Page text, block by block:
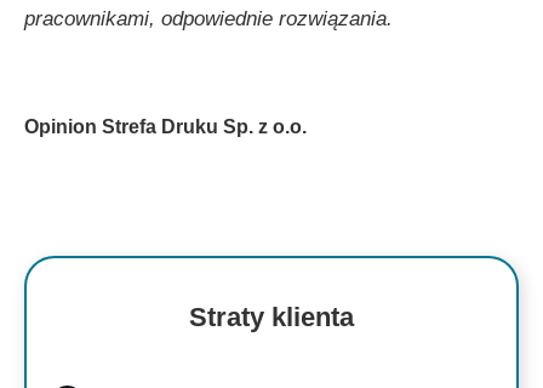
pracownikami, odpowiednie rozwiązania.
Opinion Strefa Druku Sp. z o.o.
Straty klienta